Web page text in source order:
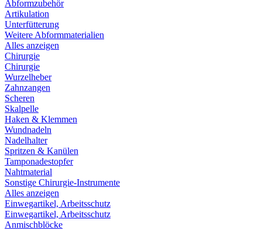
Abformzubehör
Artikulation
Unterfütterung
Weitere Abformmaterialien
Alles anzeigen
Chirurgie
Chirurgie
Wurzelheber
Zahnzangen
Scheren
Skalpelle
Haken & Klemmen
Wundnadeln
Nadelhalter
Spritzen & Kanülen
Tamponadestopfer
Nahtmaterial
Sonstige Chirurgie-Instrumente
Alles anzeigen
Einwegartikel, Arbeitsschutz
Einwegartikel, Arbeitsschutz
Anmischblöcke